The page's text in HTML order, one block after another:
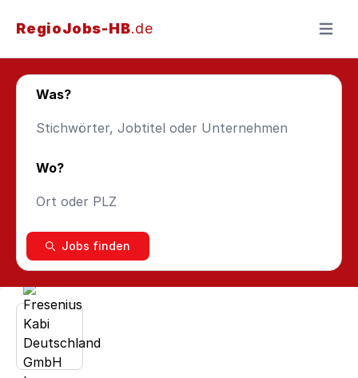
RegioJobs-HB.de Menü
Was?
Wo?
Jobs finden